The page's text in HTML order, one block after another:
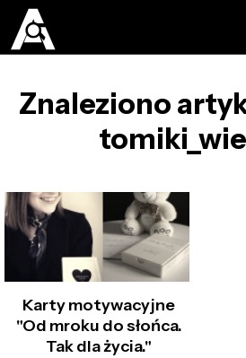
Znaleziono
Karty motywacyjne
"Od mroku do słońca.
Tak dla życia."